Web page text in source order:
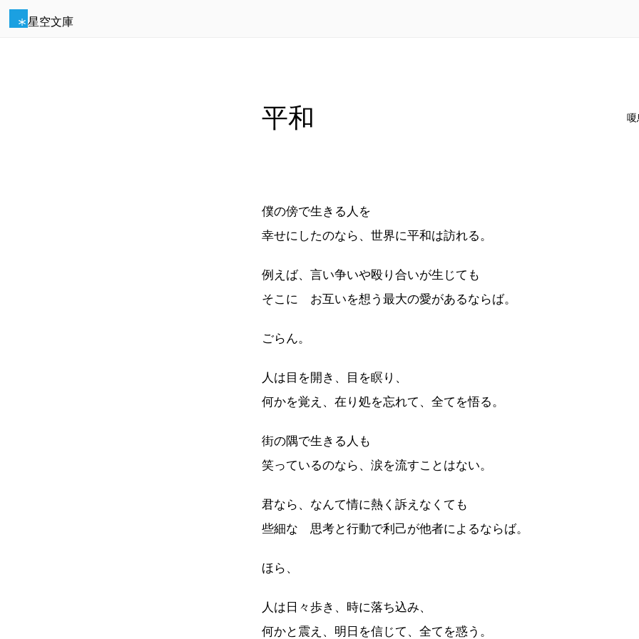
星空文庫
平和 嗄
僕の傍で生きる人を
幸せにしたのなら、世界に平和は訪れる。
例えば、言い争いや殴り合いが生じても
そこに お互いを想う最大の愛があるならば。
ごらん。
人は目を開き、目を瞑り、
何かを覚え、在り処を忘れて、全てを悟る。
街の隅で生きる人も
笑っているのなら、涙を流すことはない。
君なら、なんて情に熱く訴えなくても
些細な 思考と行動で利己が他者によるならば。
ほら、
人は日々歩き、時に落ち込み、
何かと震え、明日を信じて、全てを惑う。